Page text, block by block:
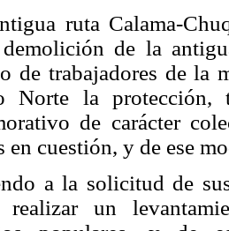
ruta Calama-
de la
de trabajadores de
Norte la protección,
de carácter
en cuestión, y de ese
a la solicitud de
realizar un